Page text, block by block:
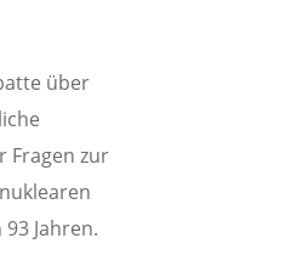
über
Fragen zur
Jahren.